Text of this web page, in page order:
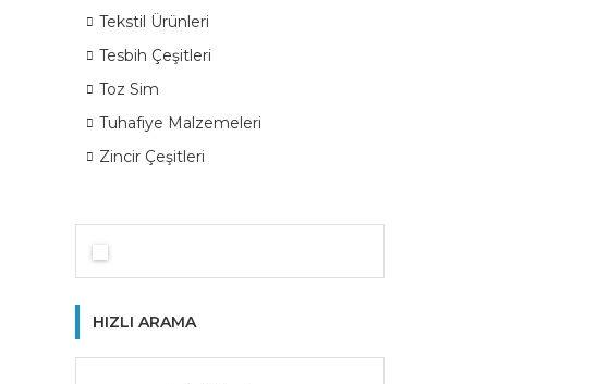
Tekstil Ürünleri
Tesbih Çeşitleri
Toz Sim
Tuhafiye Malzemeleri
Zincir Çeşitleri
HIZLI ARAMA